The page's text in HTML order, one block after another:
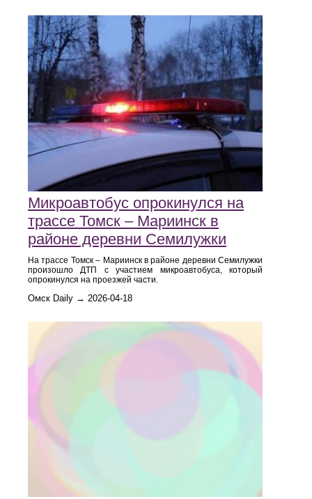
Микроавтобус опрокинулся на
трассе Томск – Мариинск в
районе деревни Семилужки
На трассе Томск – Мариинск в районе деревни Семилужки
произошло ДТП с участием микроавтобуса, который
опрокинулся на проезжей части.
Омск Daily → 2026-04-18